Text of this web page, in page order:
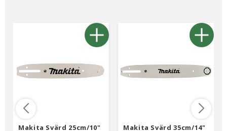
Makita Svärd 25cm/10"
Makita Svärd 35cm/14"